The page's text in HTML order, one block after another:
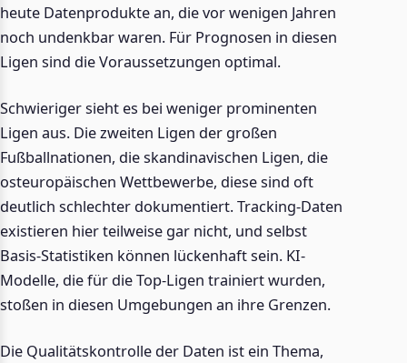
heute Datenprodukte an, die vor wenigen Jahren
noch undenkbar waren. Für Prognosen in diesen
Ligen sind die Voraussetzungen optimal.
Schwieriger sieht es bei weniger prominenten
Ligen aus. Die zweiten Ligen der großen
Fußballnationen, die skandinavischen Ligen, die
osteuropäischen Wettbewerbe, diese sind oft
deutlich schlechter dokumentiert. Tracking-Daten
existieren hier teilweise gar nicht, und selbst
Basis-Statistiken können lückenhaft sein. KI-
Modelle, die für die Top-Ligen trainiert wurden,
stoßen in diesen Umgebungen an ihre Grenzen.
Die Qualitätskontrolle der Daten ist ein Thema,